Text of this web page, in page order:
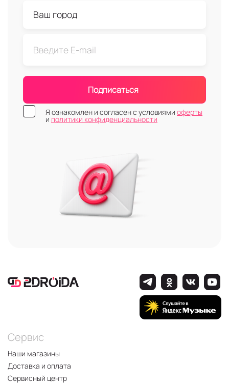
Подписаться
Я ознакомлен и согласен с условиями оферты
и политики конфиденциальности
Сервис
Наши магазины
Доставка и оплата
Сервисный центр